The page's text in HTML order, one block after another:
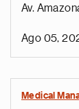
Av.
Ago 05,
Medical